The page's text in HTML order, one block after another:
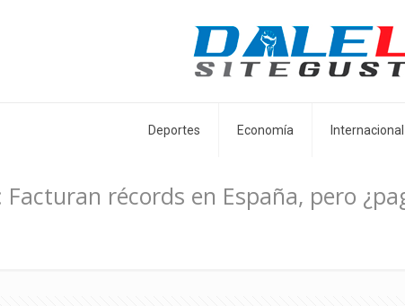
Deportes Economía Internacional
récords en España, pero